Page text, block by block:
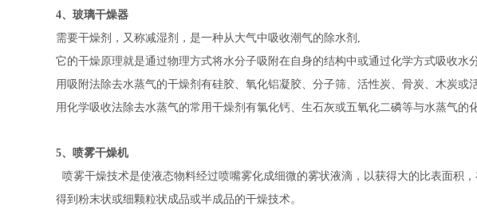
4、玻璃干燥器
需要干燥剂，又称减湿剂，是一种从大气中吸收潮气的除水剂,
它的干燥原理就是通过物理方式将水分子吸附在自身的结构中或通过化学方式吸收水
用吸附法除去水蒸气的干燥剂有硅胶、氧化铝凝胶、分子筛、活性炭、骨炭、木炭或
用化学吸收法除去水蒸气的常用干燥剂有氯化钙、生石灰或五氧化二磷等与水蒸气的
5、喷雾干燥机
喷雾干燥技术是使液态物料经过喷嘴雾化成细微的雾状液滴，以获得大的比表面积
得到粉末状或细颗粒状成品或半成品的干燥技术。